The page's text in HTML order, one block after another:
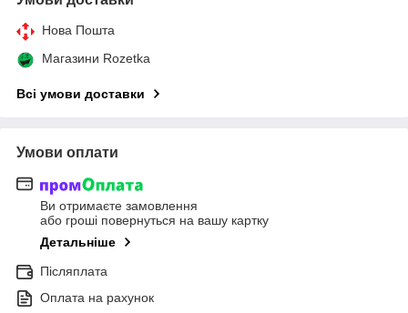
Нова Пошта
Магазини Rozetka
Всі умови доставки
Умови оплати
Ви отримаєте замовлення
або гроші повернуться на вашу картку
Детальніше
Післяплата
Оплата на рахунок